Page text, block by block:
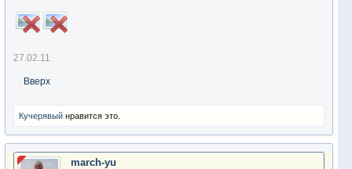
27.02.11
Вверх
Кучерявый нравится это.
march-yu